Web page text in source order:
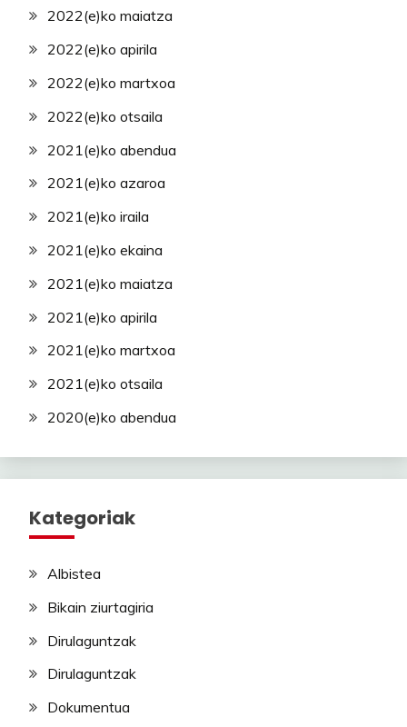
2022(e)ko maiatza
2022(e)ko apirila
2022(e)ko martxoa
2022(e)ko otsaila
2021(e)ko abendua
2021(e)ko azaroa
2021(e)ko iraila
2021(e)ko ekaina
2021(e)ko maiatza
2021(e)ko apirila
2021(e)ko martxoa
2021(e)ko otsaila
2020(e)ko abendua
Kategoriak
Albistea
Bikain ziurtagiria
Dirulaguntzak
Dirulaguntzak
Dokumentua